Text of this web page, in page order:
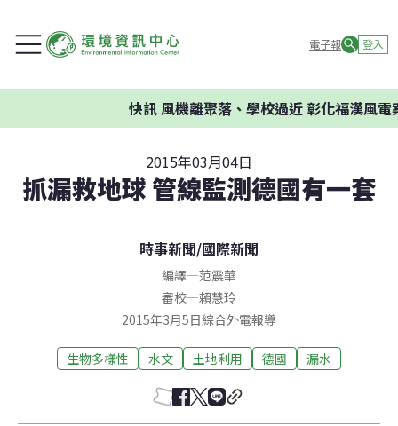
電子報 登入
快訊風機離聚落、學校過近 彰化福漢風電案
2015年03月04日
抓漏救地球 管線監測德國有一套
時事新聞/國際新聞
編譯—范震華
審校—賴慧玲
2015年3月5日綜合外電報導
生物多樣性 水文 土地利用 德國 漏水